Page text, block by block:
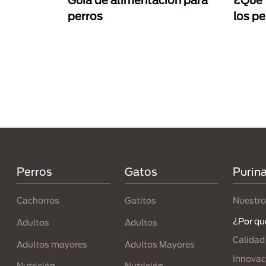
perros
los
Perros
Cachorros
Adultos
Adultos mayores
Gatos
Gatitos
Adultos
Adultos Mayores
¿Por
Calidad